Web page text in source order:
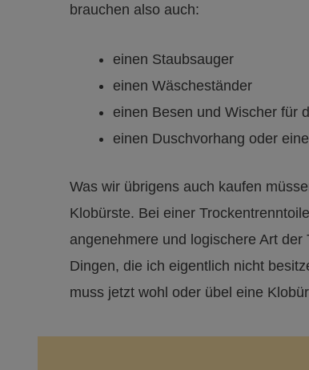
brauchen also auch:
einen Staubsauger
einen Wäscheständer
einen Besen und Wischer für
einen Duschvorhang oder
Was wir übrigens auch kaufen
Klobürste. Bei einer
angenehmere und logischere Art
Dingen, die ich eigentlich nicht
muss jetzt wohl oder übel eine